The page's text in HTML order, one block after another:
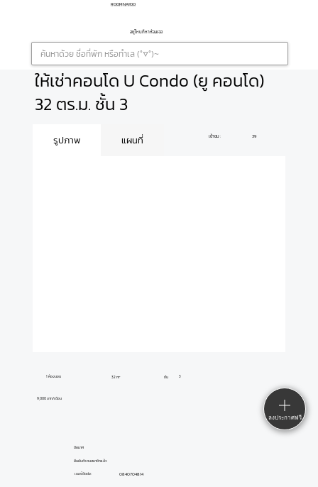
ROOMNAYOO
อยู่ไหนก็หาห้องเจอ
ให้เช่าคอนโด U Condo (ยู คอนโด)
32 ตร.ม. ชั้น 3
ปิยมาศ
เบอร์ติดต่อ:
ยืนยันตัวตนสมาชิกแล้ว
0840704814
1 ห้องนอน 3
ชั้น
32 m²
9,000 บาท/เดือน
รูปภาพ แผนที่ เข้าชม : 39
ลงประกาศฟรี